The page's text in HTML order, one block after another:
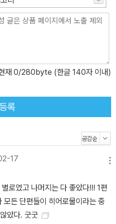
재 0/280byte (한글 140자 이내)
등록
17
로였고 나머지는 다 좋았다!!! 1편
든 단편들이 히어로물이라는 중
았다. 굿굿